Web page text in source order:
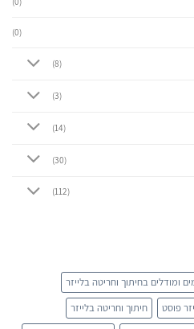
(0)
(8)
(3)
(14)
(30)
(112)
ומודלים בחיתוך וחריטה בלייזר
פוסט
חיתוך וחריטה בלייזר